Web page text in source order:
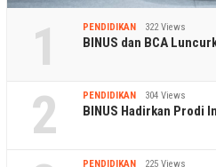
1 PENDIDIKAN 322 Views
BINUS dan BCA
2 PENDIDIKAN 304 Views
BINUS Hadirkan Prodi
PENDIDIKAN 225 Views